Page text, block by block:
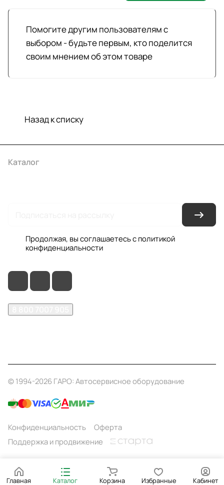
Помогите другим пользователям с
выбором - будьте первым, кто поделится
своим мнением об этом товаре
Назад к списку
Каталог
Продолжая, вы соглашаетесь с политикой
конфиденциальности
© 1994-2026 ГАРО: Автосервисное оборудование
Конфиденциальность
Оферта
Поддержка и продвижение
Главная Каталог Корзина Избранные Кабинет